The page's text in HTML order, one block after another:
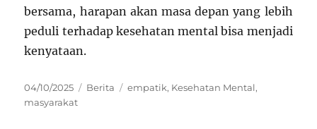
bersama, harapan akan masa depan yang lebih
peduli terhadap kesehatan mental bisa menjadi
kenyataan.
Posted
on
04/10/2025 Categories
Berita Tags
empatik, Kesehatan Mental,
masyarakat